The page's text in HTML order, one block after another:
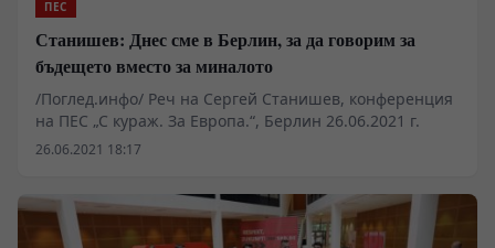
ПЕС
Станишев: Днес сме в Берлин, за да говорим за
бъдещето вместо за миналото
/Поглед.инфо/ Реч на Сергей Станишев, конференция
на ПЕС „С кураж. За Европа.“, Берлин 26.06.2021 г.
26.06.2021 18:17